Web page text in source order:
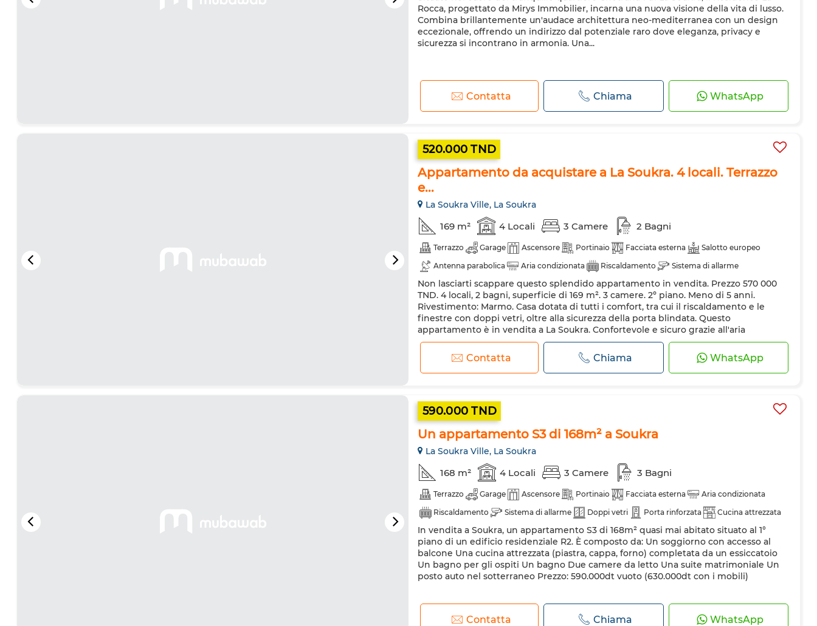
Rocca, progettato da Mirys Immobilier, incarna una nuova visione della vita di lusso.
Combina brillantemente un'audace architettura neo-mediterranea con un design
eccezionale, offrendo un indirizzo dal potenziale raro dove eleganza, privacy e
sicurezza si incontrano in armonia. Una...
Contatta Chiama WhatsApp
520.000 TND
Appartamento da acquistare a La Soukra. 4 locali. Terrazzo
e...
La Soukra Ville, La Soukra
169 m² 4 Locali 3 Camere 2 Bagni
Terrazzo Garage Ascensore Portinaio Facciata esterna
Salotto europeo
Antenna parabolica
Aria condizionata Riscaldamento
Sistema di allarme
Doppi vetri
Porta rinforzata Cucina attrezzata Forno
Non lasciarti scappare questo splendido appartamento in vendita. Prezzo 570 000
TND. 4 locali, 2 bagni, superficie di 169 m². 3 camere. 2º piano. Meno di 5 anni.
Rivestimento: Marmo. Casa dotata di tutti i comfort, tra cui il riscaldamento e le
finestre con doppi vetri, oltre alla sicurezza della porta blindata. Questo
appartamento è in vendita a La Soukra. Confortevole e sicuro grazie all'aria
condizionata e al servizio di conciergerie. Impia...
Contatta Chiama WhatsApp
590.000 TND
Un appartamento S3 di 168m² a Soukra
La Soukra Ville, La Soukra
168 m² 4 Locali 3 Camere 3 Bagni
Terrazzo Garage Ascensore Portinaio Facciata esterna
Aria condizionata
Riscaldamento
Sistema di allarme Doppi vetri Porta rinforzata
Cucina attrezzata
Frigorifero
Forno Lavatrice Forno a microonde
In vendita a Soukra, un appartamento S3 di 168m² quasi mai abitato situato al 1°
piano di un edificio residenziale R2. È composto da: Un soggiorno con accesso al
balcone Una cucina attrezzata (piastra, cappa, forno) completata da un essiccatoio
Un bagno per gli ospiti Un bagno Due camere da letto Una suite matrimoniale Un
posto auto nel sotterraneo Prezzo: 590.000dt vuoto (630.000dt con i mobili)
Contatta Chiama WhatsApp